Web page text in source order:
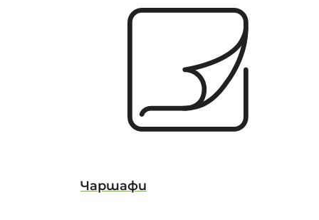
Чаршафи